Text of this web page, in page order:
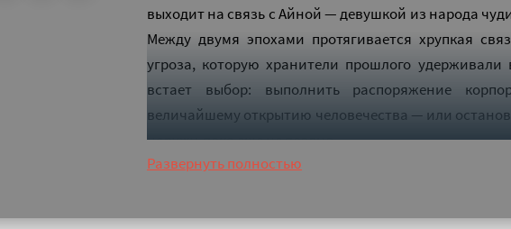
выходит на связь с Айной — девушкой из народа
Между двумя эпохами протягивается хрупкая
угроза, которую хранители прошлого
встает выбор: выполнить распоряжение
величайшему открытию человечества — или
наружу, пока еще не поздно.
Слушать аудиокнигу "Эхо прошлого - Лидия
Развернуть полностью